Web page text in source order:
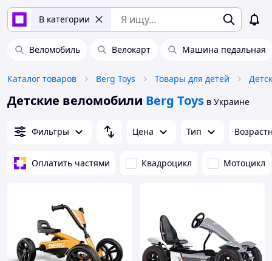
В категории
Веломобиль Велокарт Машина педальная
Каталог товаров Berg Toys Товары для детей
Детские веломобили Berg Toys в Украине
Фильтры Цена Тип
Оплатить частями Квадроцикл Мотоцикл